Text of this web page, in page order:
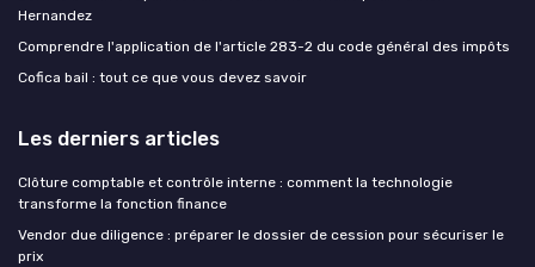
Hernandez
Comprendre l'application de l'article 283-2 du code général des impôts
Cofica bail : tout ce que vous devez savoir
Les derniers articles
Clôture comptable et contrôle interne : comment la technologie
transforme la fonction finance
Vendor due diligence : préparer le dossier de cession pour sécuriser le
prix